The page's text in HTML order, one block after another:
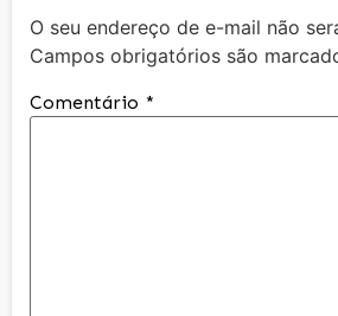
O seu endereço de e-mail não
Campos obrigatórios são
Comentário *